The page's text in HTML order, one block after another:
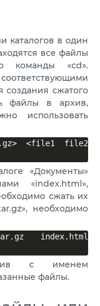
каталогов в один
все файлы
команды «cd».
создания сжатого
файлы в архив,
использовать
<file1 file2
«Документы»
«index.html»,
сжать их
необходимо
index.html
с именем
файлы.